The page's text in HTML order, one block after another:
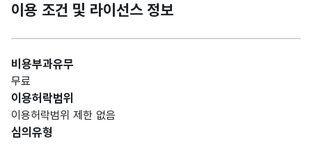
이용 조건 및 라이선스 정보
비용부과유무
무료
이용허락범위
이용허락범위 제한 없음
심의유형